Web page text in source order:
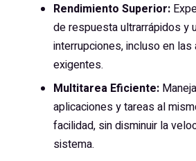
Rendimiento Superior:
de respuesta ultrarrápidos y
interrupciones, incluso en
exigentes.
Multitarea Eficiente:
aplicaciones y tareas al
facilidad, sin disminuir la
sistema.